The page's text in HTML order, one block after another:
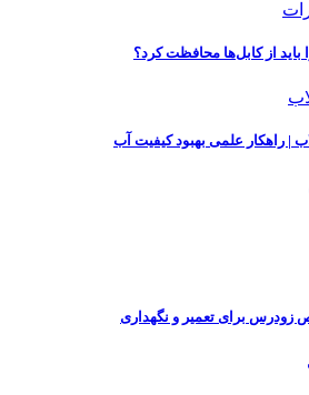
از کابل‌ها محافظت کرد؟
| راهکار علمی بهبود کیفیت آب
برای تعمیر و نگهداری